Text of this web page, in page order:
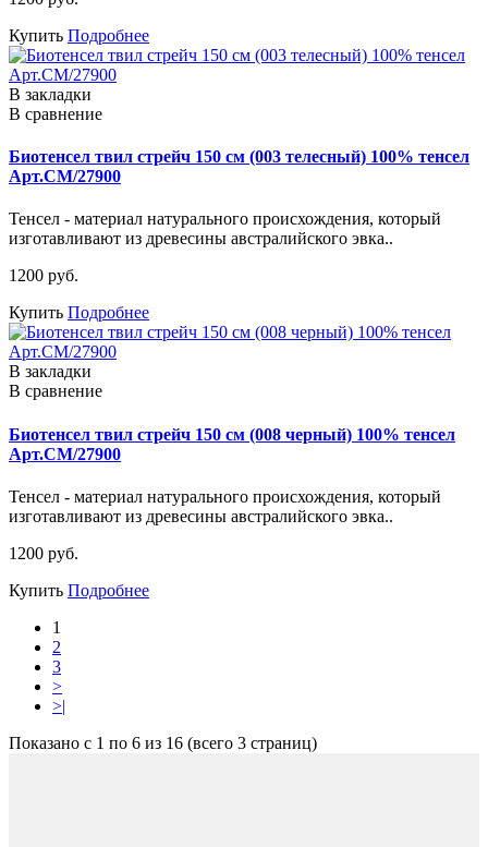
Купить Подробнее
В закладки
В сравнение
Биотенсел твил стрейч 150 см (003 телесный) 100% тенсел
Арт.СМ/27900
Тенсел - материал натурального происхождения, который
изготавливают из древесины австралийского эвка..
1200 руб.
Купить Подробнее
В закладки
В сравнение
Биотенсел твил стрейч 150 см (008 черный) 100% тенсел
Арт.СМ/27900
Тенсел - материал натурального происхождения, который
изготавливают из древесины австралийского эвка..
1200 руб.
Купить Подробнее
1
2
3
>
>|
Показано с 1 по 6 из 16 (всего 3 страниц)